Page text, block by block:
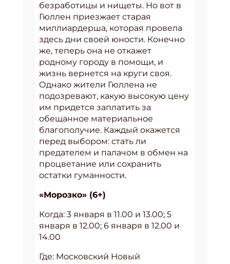
безработицы и нищеты. Но вот в
Гюллен приезжает старая
миллиардерша, которая провела
здесь дни своей юности. Конечно
же, теперь она не откажет
родному городу в помощи, и
жизнь вернется на круги своя.
Однако жители Гюллена не
подозревают, какую высокую цену
им придется заплатить за
обещанное материальное
благополучие. Каждый окажется
перед выбором: стать ли
предателем и палачом в обмен на
процветание или сохранить
остатки гуманности.
«Морозко» (6+)
Когда: 3 января в 11.00 и 13.00; 5
января в 12.00; 6 января в 12.00 и
14.00
Где: Московский Новый